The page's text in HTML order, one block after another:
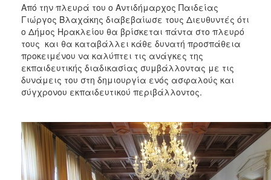
Από την πλευρά του ο Αντιδήμαρχος Παιδείας
Γιώργος Βλαχάκης διαβεβαίωσε τους Διευθυντές ότι
ο Δήμος Ηρακλείου θα βρίσκεται πάντα στο πλευρό
τους και θα καταβάλλει κάθε δυνατή προσπάθεια
προκειμένου να καλύπτει τις ανάγκες της
εκπαιδευτικής διαδικασίας συμβάλλοντας με τις
δυνάμεις του στη δημιουργία ενός ασφαλούς και
σύγχρονου εκπαιδευτικού περιβάλλοντος.